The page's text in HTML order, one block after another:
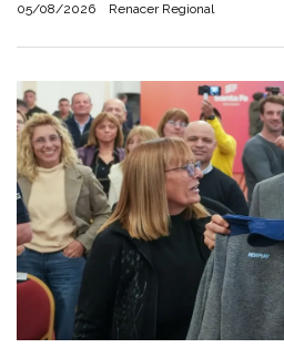
Renacer Regional
05/08/2026